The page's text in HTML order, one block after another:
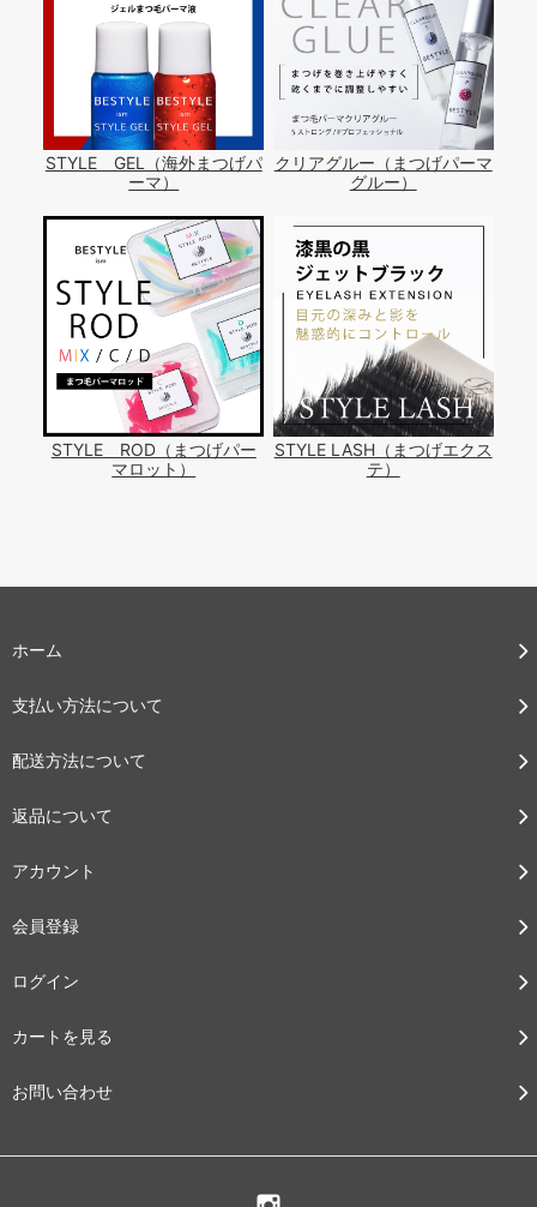
STYLE GEL（海外まつげパ
ーマ）
クリアグルー（まつげパーマ
グルー）
STYLE ROD（まつげパー
マロット）
STYLE LASH（まつげエクス
テ）
ホーム
支払い方法について
配送方法について
返品について
アカウント
会員登録
ログイン
カートを見る
お問い合わせ